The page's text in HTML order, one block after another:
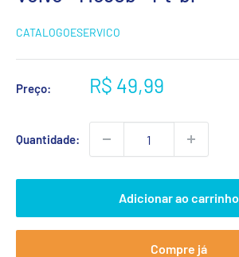
CATALOGOESERVICO
Preço:
Preço
R$ 49,99
Quantidade:
Adicionar ao carrinho
Compre já